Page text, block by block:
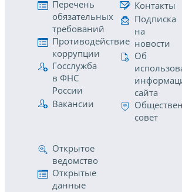
Перечень
обязательных
требований
Противодействие
коррупции
Госслужба
в ФНС
России
Вакансии
Контакты
Подписка
на
новости
Об
сайта
совет
Открытое
ведомство
Открытые
данные